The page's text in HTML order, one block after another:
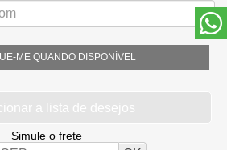
ME QUANDO DISPONÍVEL
Simule o frete